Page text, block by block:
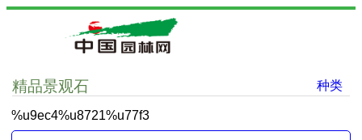
精品景观石 种类
%u9ec4%u8721%u77f3